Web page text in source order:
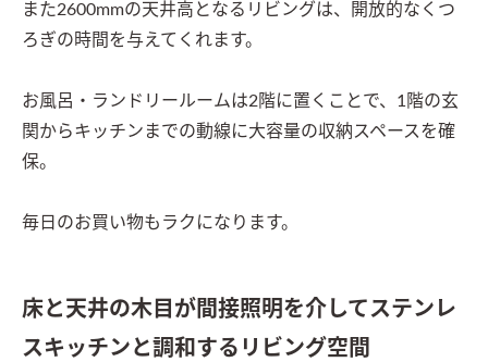
また2600mmの天井高となるリビングは、開放的なくつ
ろぎの時間を与えてくれます。
お風呂・ランドリールームは2階に置くことで、1階の玄
関からキッチンまでの動線に大容量の収納スペースを確
保。
毎日のお買い物もラクになります。
床と天井の木目が間接照明を介してステンレ
スキッチンと調和するリビング空間